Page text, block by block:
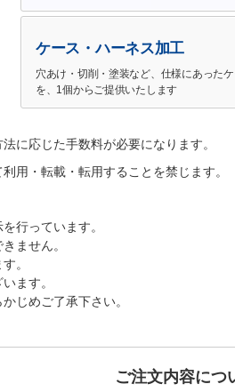
ケース・ハーネス加工
穴あけ・切削・塗装など、仕様にあった
を、1個からご提供いたします
に応じた手数料が必要になります。
用・転載・転用することを禁じます。
行っています。
ません。
。
ます。
じめご了承下さい。
ご注文内容につ